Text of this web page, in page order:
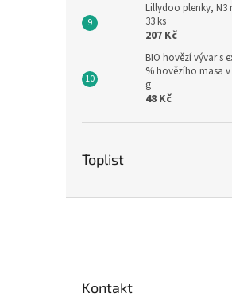
Lillydoo plenky, N3
33 ks
207 Kč
BIO hovězí vývar s
% hovězího masa v
g
48 Kč
Toplist
Kontakt